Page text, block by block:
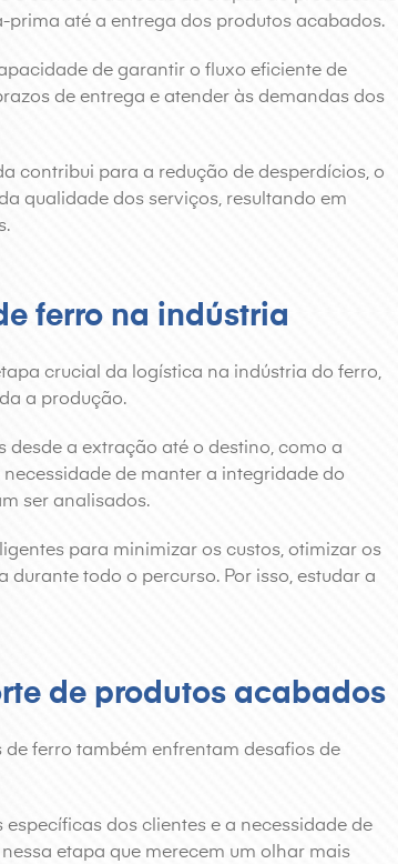
até a entrega dos produtos acabados.
de garantir o fluxo eficiente de
de entrega e atender às demandas dos
contribui para a redução de desperdícios, o
qualidade dos serviços, resultando em
ferro na indústria
crucial da logística na indústria do ferro,
a produção.
desde a extração até o destino, como a
de manter a integridade do
ser analisados.
para minimizar os custos, otimizar os
todo o percurso. Por isso, estudar a
de produtos acabados
ferro também enfrentam desafios de
dos clientes e a necessidade de
etapa que merecem um olhar mais